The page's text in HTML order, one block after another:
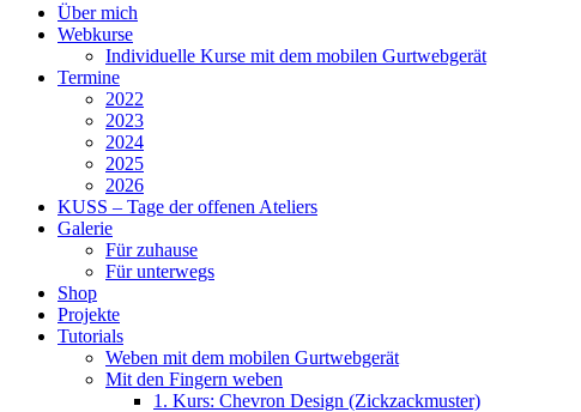
Primäres
Menü
Zum
Inhalt
Über mich
Webkurse
Individuelle Kurse mit dem mobilen Gurtwebgerät
Termine
2022
2023
2024
2025
2026
KUSS – Tage der offenen Ateliers
Galerie
Für zuhause
Für unterwegs
Shop
Projekte
Tutorials
Weben mit dem mobilen Gurtwebgerät
Mit den Fingern weben
1. Kurs: Chevron Design (Zickzackmuster)